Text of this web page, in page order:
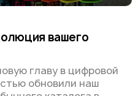
вашего
главу в цифровой
обновили наш